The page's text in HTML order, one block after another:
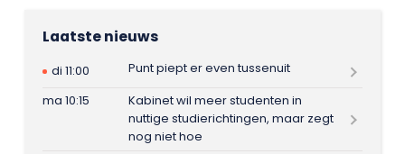
Laatste nieuws
di 11:00
Punt piept er even tussenuit
ma 10:15
Kabinet wil meer studenten in
nuttige studierichtingen, maar zegt
nog niet hoe